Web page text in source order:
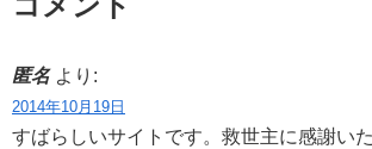
匿名 より:
2014年10月19日
すばらしいサイトです。救世主に感謝いた